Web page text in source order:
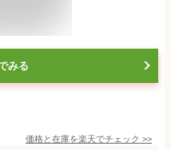
みる
価格と在庫を楽天でチェック >>